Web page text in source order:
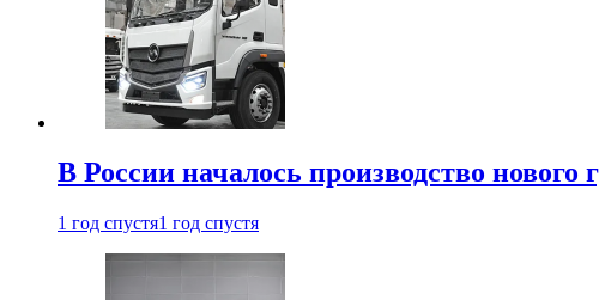
В России началось производство нового
1 год спустя1 год спустя